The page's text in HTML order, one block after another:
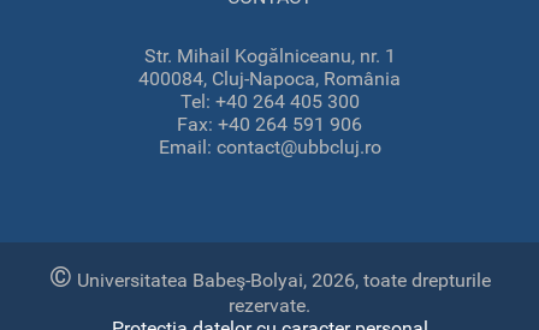
Str. Mihail Kogălniceanu, nr. 1
400084, Cluj-Napoca, România
Tel: +40 264 405 300
Fax: +40 264 591 906
Email: contact@ubbcluj.ro
© Universitatea Babeş-Bolyai, 2026, toate drepturile
rezervate.